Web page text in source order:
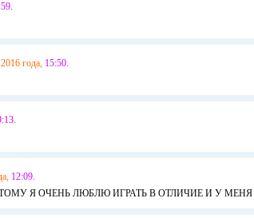
года, 15:50.
12:09.
Я ОЧЕНЬ ЛЮБЛЮ ИГРАТЬ В ОТЛИЧИЕ И У МЕНЯ